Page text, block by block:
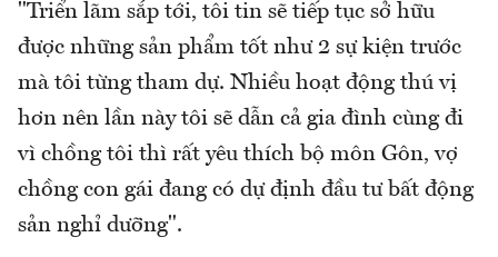
"Triển lãm sắp tới, tôi tin sẽ tiếp tục sở hữu
được những sản phẩm tốt như 2 sự kiện trước
mà tôi từng tham dự. Nhiều hoạt động thú vị
hơn nên lần này tôi sẽ dẫn cả gia đình cùng đi
vì chồng tôi thì rất yêu thích bộ môn Gôn, vợ
chồng con gái đang có dự định đầu tư bất động
sản nghỉ dưỡng".